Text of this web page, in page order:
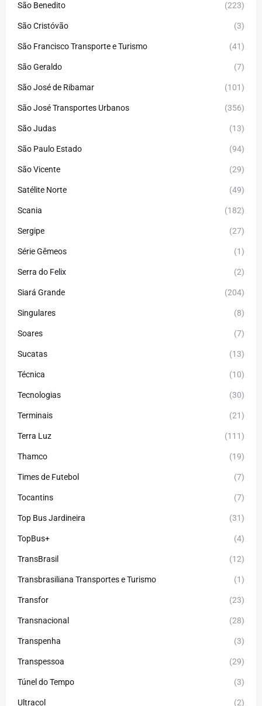
São Benedito (223)
São Cristóvão (3)
São Francisco Transporte e Turismo (41)
São Geraldo (7)
São José de Ribamar (101)
São José Transportes Urbanos (356)
São Judas (13)
São Paulo Estado (94)
São Vicente (29)
Satélite Norte (49)
Scania (182)
Sergipe (27)
Série Gêmeos (1)
Serra do Felix (2)
Siará Grande (204)
Singulares (8)
Soares (7)
Sucatas (13)
Técnica (10)
Tecnologias (30)
Terminais (21)
Terra Luz (111)
Thamco (19)
Times de Futebol (7)
Tocantins (7)
Top Bus Jardineira (31)
TopBus+ (4)
TransBrasil (12)
Transbrasiliana Transportes e Turismo (1)
Transfor (23)
Transnacional (28)
Transpenha (3)
Transpessoa (29)
Túnel do Tempo (3)
Ultracol (2)